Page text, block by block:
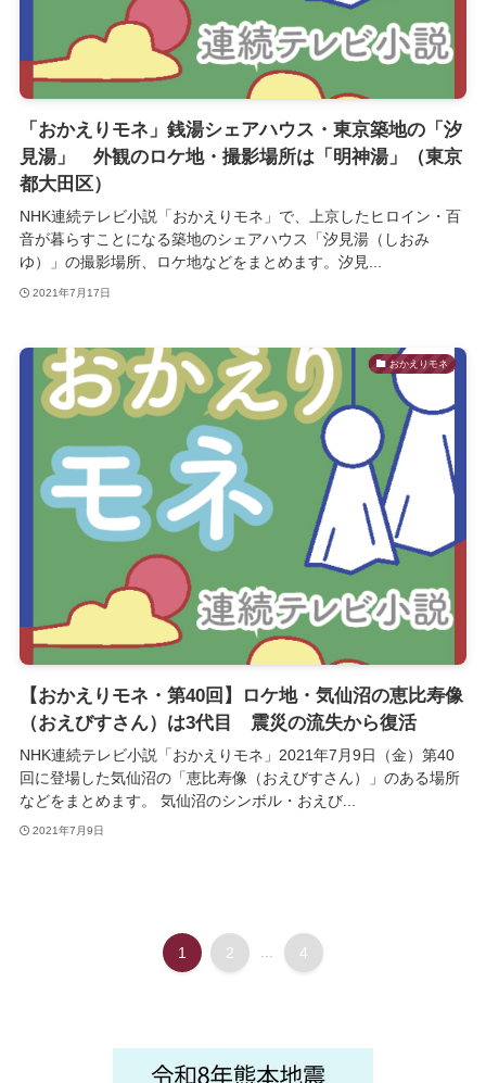
「おかえりモネ」銭湯シェアハウス・東京築地の「汐
見湯」 外観のロケ地・撮影場所は「明神湯」（東京
都大田区）
NHK連続テレビ小説「おかえりモネ」で、上京したヒロイン・百
音が暮らすことになる築地のシェアハウス「汐見湯（しおみ
ゆ）」の撮影場所、ロケ地などをまとめます。汐見...
2021年7月17日
おかえりモネ
【おかえりモネ・第40回】ロケ地・気仙沼の恵比寿像
（おえびすさん）は3代目 震災の流失から復活
NHK連続テレビ小説「おかえりモネ」2021年7月9日（金）第40
回に登場した気仙沼の「恵比寿像（おえびすさん）」のある場所
などをまとめます。 気仙沼のシンボル・おえび...
2021年7月9日
1 2 4